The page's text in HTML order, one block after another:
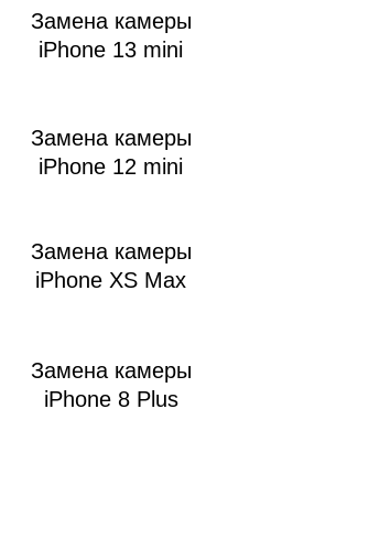
Замена камеры
iPhone 13 mini
Замена камеры
iPhone 12 mini
Замена камеры
iPhone XS Max
Замена камеры
iPhone 8 Plus